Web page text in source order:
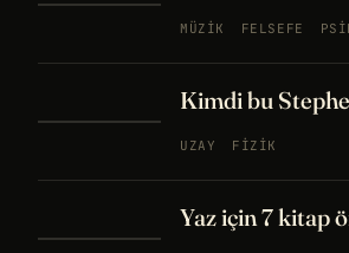
MÜZIK FELSEFE
Kimdi bu
UZAY FIZIK
Yaz için 7 kitap